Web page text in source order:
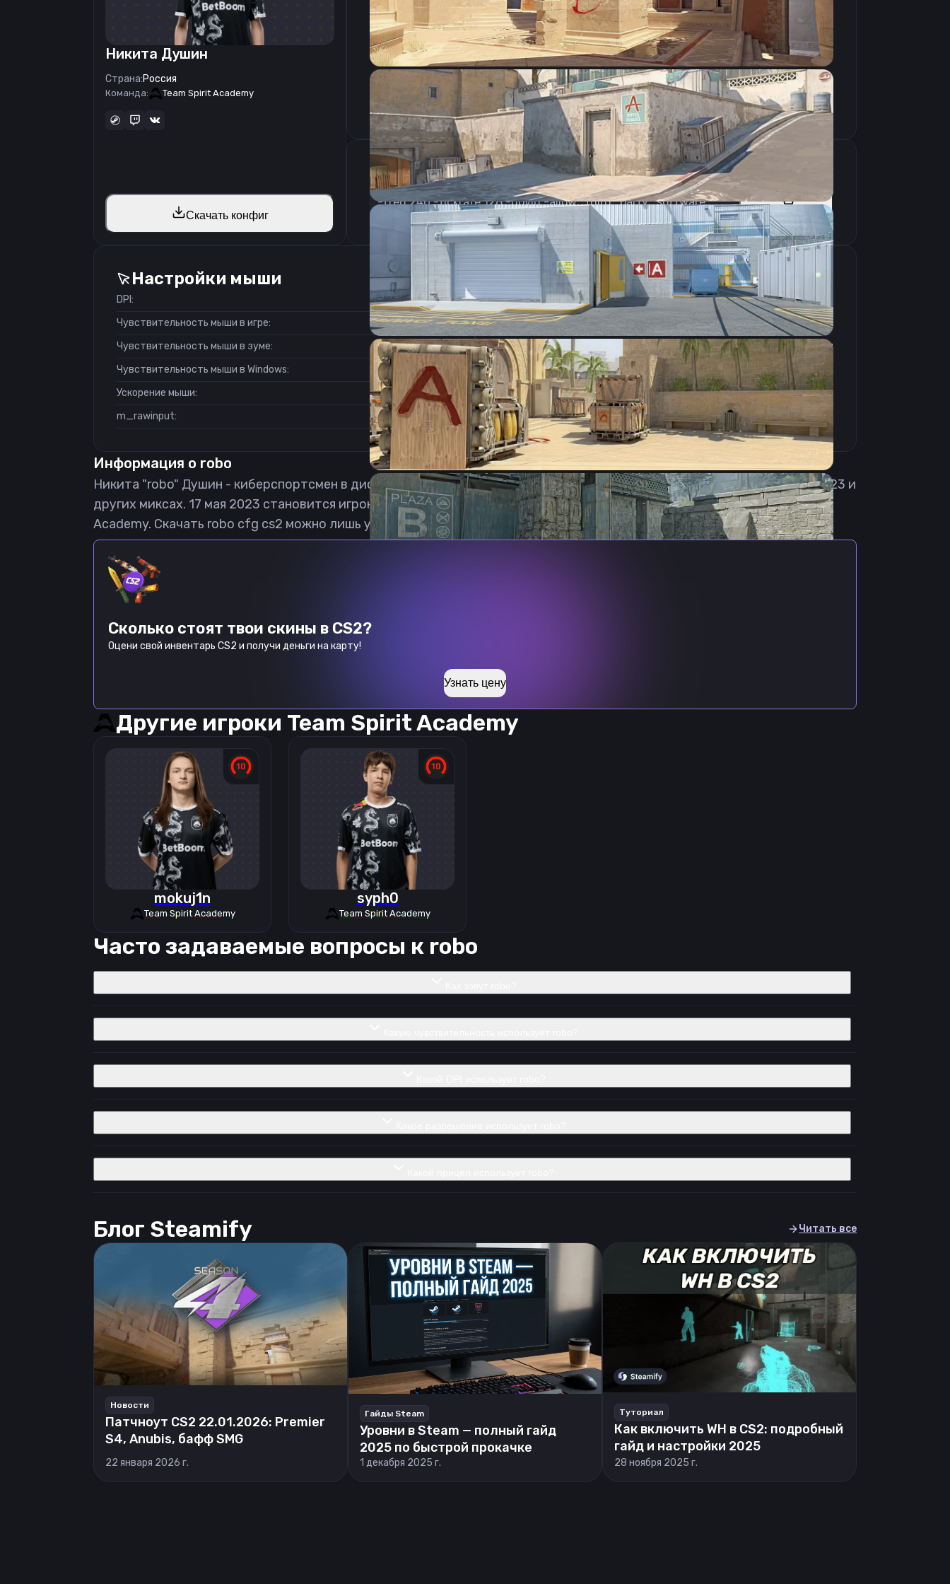
Никита Душин
Страна:Россия
Команда: Team Spirit Academy
Скачать конфиг
CSGO-2eL3v-b63vc-iLVc4-TaCWD-NkUCP
Скопировать
Параметры запуска
-freq 240 -tickrate 128 -novid -allow_third_party_software
Скопировать
Настройки мыши
DPI:
800
Чувствительность мыши в игре:
1.31
Чувствительность мыши в зуме:
1
Чувствительность мыши в Windows:
6/11
Ускорение мыши:
0
m_rawinput:
1
Настройки экрана
Разрешение
1024×768
Соотношение сторон
4:3
Формат изображения
Черные полосы
Частота обновления
Информация о robo
Никита "robo" Душин - киберспортсмен в дисциплине Counter-Strike: Global Offensive из России. Выступал в PiTER, mix123 и
других миксах. 17 мая 2023 становится игроком команды POLET. В июле 2024 года переходит в коллектив Team Spirit
Academy. Скачать robo cfg cs2 можно лишь у нас. Загрузка робо кфг кс2 бесплатная.
Сколько стоят твои скины в CS2?
Оцени свой инвентарь CS2 и получи деньги на карту!
Узнать цену
Другие игроки Team Spirit Academy
mokuj1n
Team Spirit Academy
syph0
Team Spirit Academy
Часто задаваемые вопросы к robo
Блог Steamify Читать все
Новости
Патчноут CS2 22.01.2026: Premier
S4, Anubis, бафф SMG
22 января 2026 г.
Гайды Steam
Уровни в Steam — полный гайд
2025 по быстрой прокачке
1 декабря 2025 г.
Туториал
Как включить WH в CS2: подробный
гайд и настройки 2025
28 ноября 2025 г.